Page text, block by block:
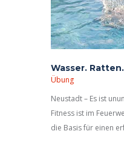
Wasser.
Übung
Neustadt – Es ist
Fitness ist im
die Basis für einen